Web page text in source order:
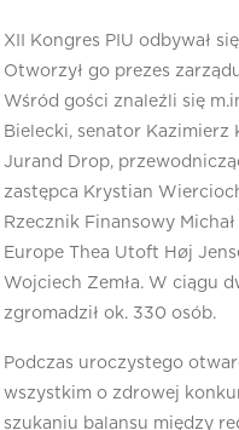
XII Kongres PIU odbywał
Otworzył go prezes
Wśród gości znaleźli się
Bielecki, senator
Jurand Drop,
zastępca Krystian
Rzecznik Finansowy
Europe Thea Utoft Høj
Wojciech Zemła. W ciągu
zgromadził ok. 330 osób.
Podczas uroczystego
wszystkim o zdrowej
szukaniu balansu między